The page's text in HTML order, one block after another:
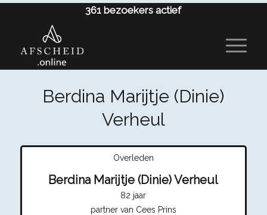
361 bezoekers actief
Berdina Marijtje (Dinie)
Verheul
Overleden
Berdina Marijtje (Dinie) Verheul
82 jaar
partner van Cees Prins